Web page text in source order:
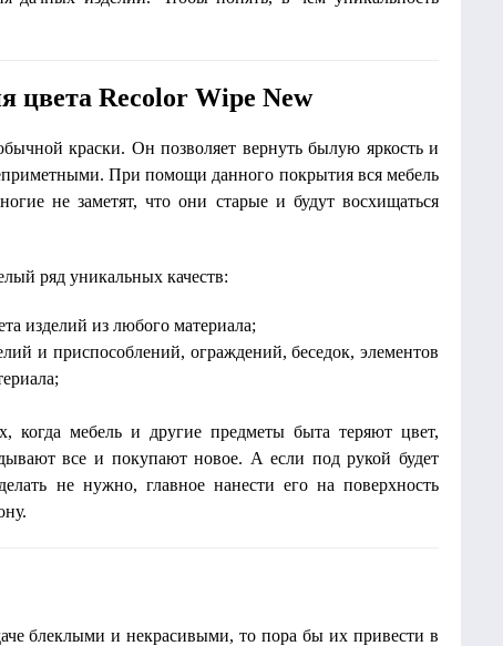
цвета Recolor Wipe New
краски. Он позволяет вернуть былую яркость и
При помощи данного покрытия вся мебель
не заметят, что они старые и будут восхищаться
ряд уникальных качеств:
изделий из любого материала;
и приспособлений, ограждений, беседок, элементов
когда мебель и другие предметы быта теряют цвет,
все и покупают новое. А если под рукой будет
не нужно, главное нанести его на поверхность
блеклыми и некрасивыми, то пора бы их привести в